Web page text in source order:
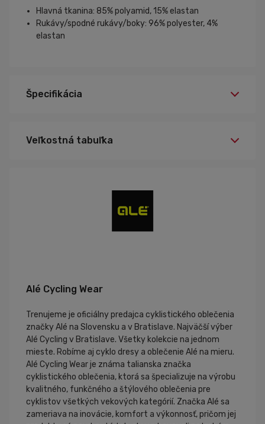
Hlavná tkanina: 85% polyamid, 15% elastan
Rukávy/spodné rukávy/boky: 96% polyester, 4%
elastan
Špecifikácia
Veľkostná tabuľka
Alé Cycling Wear
Trenujeme je oficiálny predajca cyklistického oblečenia
značky Alé na Slovensku a v Bratislave. Najväčší výber
Alé Cycling v Bratislave. Všetky kolekcie na jednom
mieste. Robíme aj cyklo dresy a oblečenie Alé na mieru.
Alé Cycling Wear je známa talianska značka
cyklistického oblečenia, ktorá sa špecializuje na výrobu
kvalitného, funkčného a štýlového oblečenia pre
cyklistov všetkých vekových kategórií. Značka Alé sa
zameriava na inovácie, komfort a výkonnosť, pričom jej